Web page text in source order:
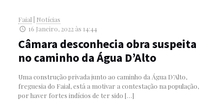
Faial
Notícias
16 Janeiro, 2022 às 14:44
Câmara desconhecia obra suspeita
no caminho da Água D’Alto
Uma construção privada junto ao caminho da Água D’Alto,
freguesia do Faial, está a motivar a contestação na população,
por haver fortes indícios de ter sido […]